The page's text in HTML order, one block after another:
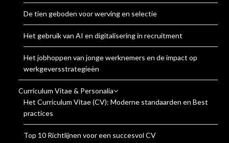
De tien geboden voor werving en selectie
Het gebruik van AI en digitalisering in recruitment
Het jobhoppen van jonge werknemers en de impact op
werkgeversstrategieën
Curriculum Vitae & Personalia
Het Curriculum Vitae (CV): Moderne standaarden en Best
practices
Top 10 Richtlijnen voor een succesvol CV